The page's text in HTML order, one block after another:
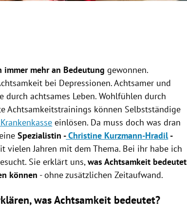
immer mehr an Bedeutunggewonnen.
bei Depressionen. Achtsamer und
durch achtsames Leben. Wohlfühlen durch
Achtsamkeitstrainings können Selbstständige
einlösen. Da muss doch was dran
Spezialistin -Christine Kurzmann-Hradil-
vielen Jahren mit dem Thema. Bei ihr habe ich
Sie erklärt uns,was Achtsamkeit bedeutet
können - ohne zusätzlichen Zeitaufwand.
was Achtsamkeit bedeutet?